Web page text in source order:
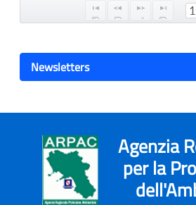
Newsletters
Agenzia
per la